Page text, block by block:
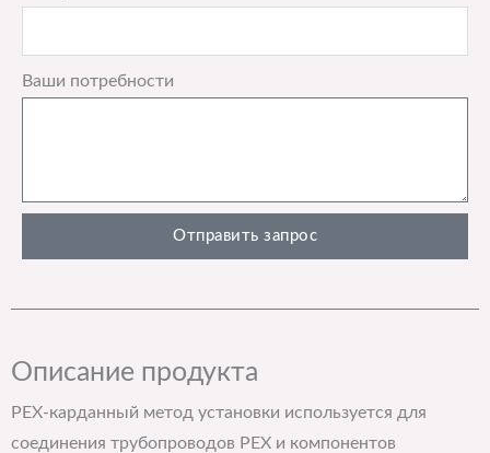
Ваши потребности
Отправить запрос
Описание продукта
PEX-карданный метод установки используется для
соединения трубопроводов PEX и компонентов